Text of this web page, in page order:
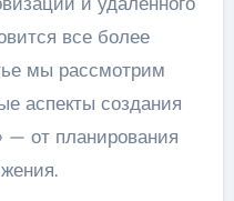
все более
мы рассмотрим
аспекты создания
от планирования